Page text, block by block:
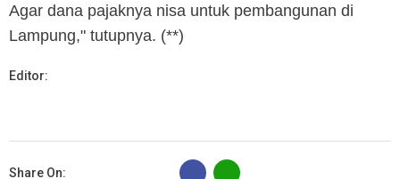
Agar dana pajaknya nisa untuk pembangunan di
Lampung," tutupnya. (**)
Editor:
Share On:
B